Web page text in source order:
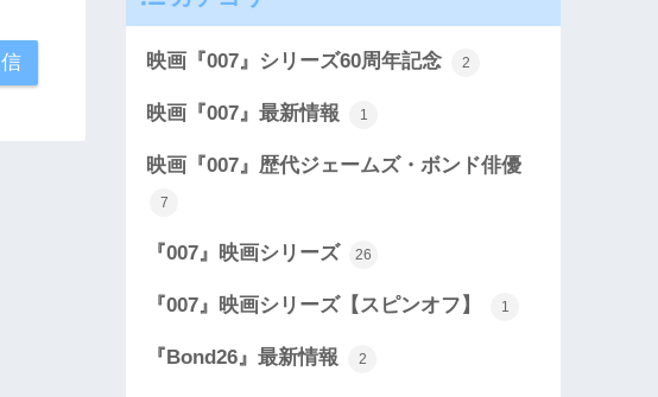
映画『007』シリーズ60周年記念 2
映画『007』最新情報 1
映画『007』歴代ジェームズ・ボンド俳優
7
『007』映画シリーズ 26
『007』映画シリーズ【スピンオフ】 1
『Bond26』最新情報 2